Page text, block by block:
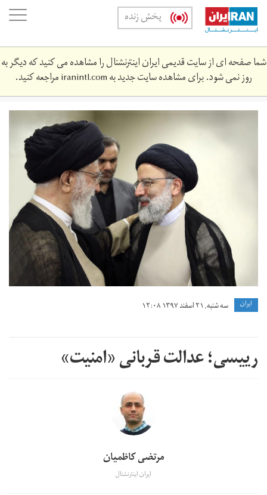
Skip
main
content
پخش زنده
شما صفحه ای از سایت قدیمی ایران اینترنشنال را مشاهده می کنید که دیگر به
روز نمی شود. برای مشاهده سایت جدید بهiranintl.comمراجعه کنید.
2019-
ايران سه شنبه, ۲۱ اسفند ۱۳۹۷ ۱۲:۰۸
رییسی؛ عدالت قربانی «امنیت»
مرتضی کاظمیان
ایران اینترنشنال